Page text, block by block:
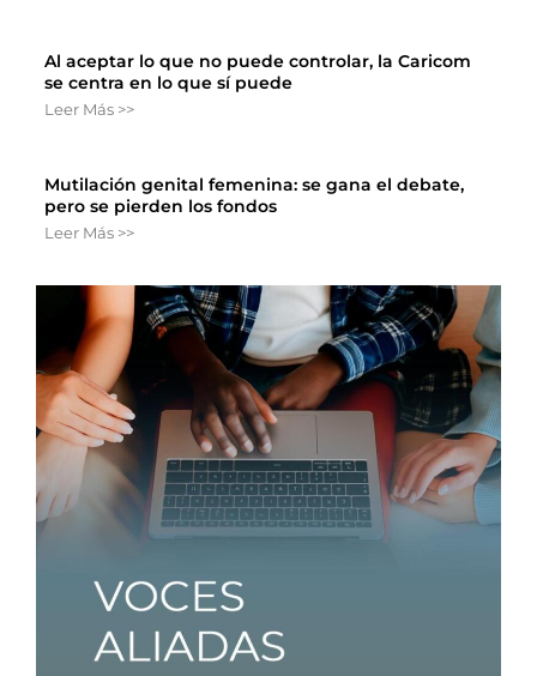
Al aceptar lo que no puede controlar, la Caricom
se centra en lo que sí puede
Leer Más >>
Mutilación genital femenina: se gana el debate,
pero se pierden los fondos
Leer Más >>